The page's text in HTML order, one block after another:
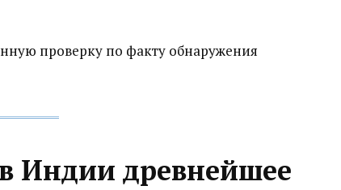
проверку по факту обнаружения
Индии древнейшее